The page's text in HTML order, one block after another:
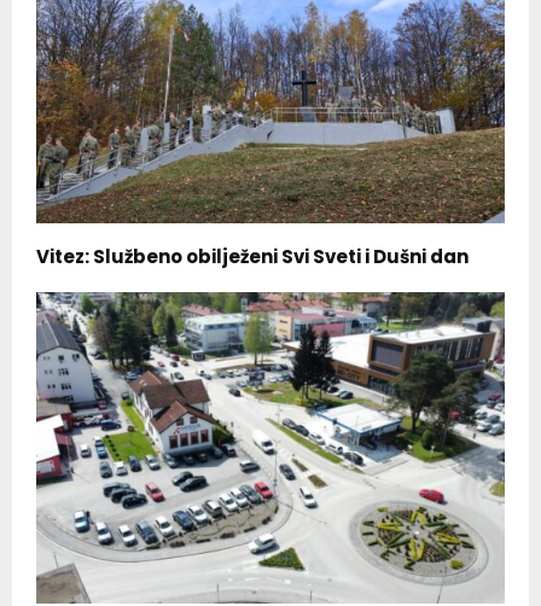
Vitez: Službeno obilježeni Svi Sveti i Dušni dan